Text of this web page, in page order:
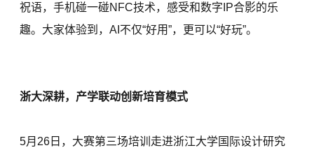
祝语，手机碰一碰NFC技术，感受和数字IP合影的乐
趣。大家体验到，AI不仅“好用”，更可以“好玩”。
浙大深耕，产学联动创新培育模式
5月26日，大赛第三场培训走进浙江大学国际设计研究